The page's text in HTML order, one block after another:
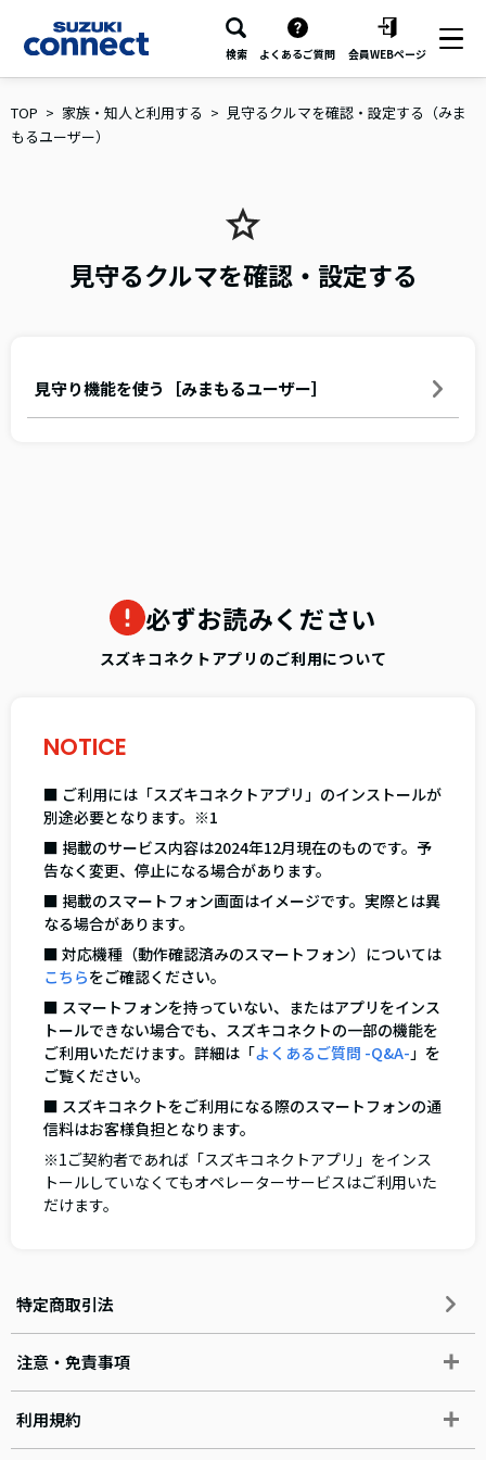
検索 よくあるご質問 会員WEBページ
TOP 家族・知人と利用する
見守るクルマを確認・設定する（みま
もるユーザー）
見守るクルマを確認・設定する
見守り機能を使う［みまもるユーザー］
必ずお読みください
スズキコネクトアプリのご利用について
NOTICE
■ ご利用には「スズキコネクトアプリ」のインストールが
別途必要となります。※1
■ 掲載のサービス内容は2024年12月現在のものです。予
告なく変更、停止になる場合があります。
■ 掲載のスマートフォン画面はイメージです。実際とは異
なる場合があります。
■ 対応機種（動作確認済みのスマートフォン）については
こちらをご確認ください。
■ スマートフォンを持っていない、またはアプリをインス
トールできない場合でも、スズキコネクトの一部の機能を
ご利用いただけます。詳細は「よくあるご質問 -Q&A- 」を
ご覧ください。
■ スズキコネクトをご利用になる際のスマートフォンの通
信料はお客様負担となります。
※1ご契約者であれば「スズキコネクトアプリ」をインス
トールしていなくてもオペレーターサービスはご利用いた
だけます。
特定商取引法
注意・免責事項
利用規約